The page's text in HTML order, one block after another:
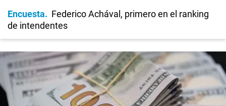
Encuesta
Federico Achával, primero en el ranking
de intendentes